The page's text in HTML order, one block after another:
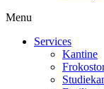
Menu
Services
Kantine